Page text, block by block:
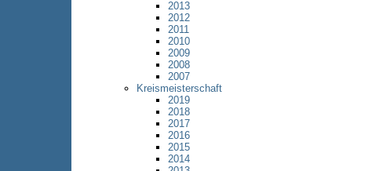
2013
2012
2011
2010
2009
2008
2007
Kreismeisterschaft
2019
2018
2017
2016
2015
2014